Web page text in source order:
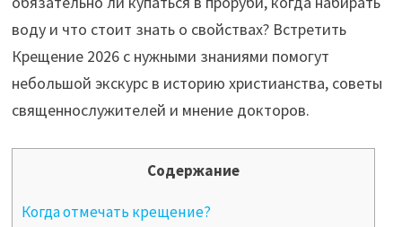
воду и что стоит знать о свойствах? Встретить
Крещение 2026 с нужными знаниями помогут
небольшой экскурс в историю христианства, советы
священнослужителей и мнение докторов.
Содержание
Когда отмечать крещение?